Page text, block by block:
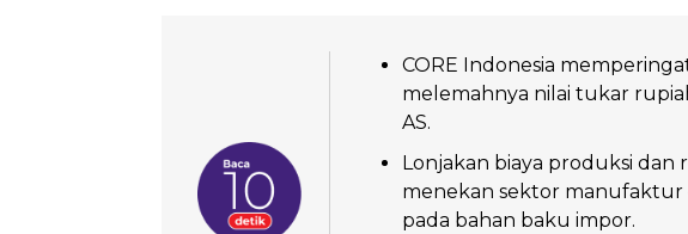
CORE Indonesia
melemahnya nilai tukar
AS.
Lonjakan biaya produksi dan
menekan sektor
pada bahan baku impor.